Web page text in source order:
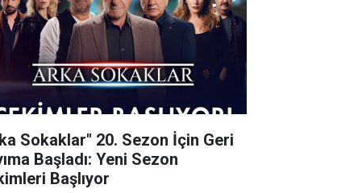
Sokaklar" 20. Sezon İçin Geri
Başladı: Yeni Sezon
Başlıyor